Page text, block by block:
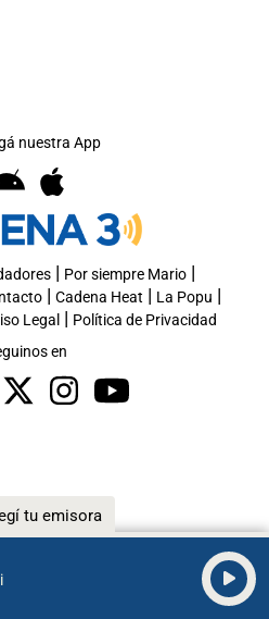
tu emisora
nuestra App
| Por siempre Mario|
| Cadena Heat | La Popu |
Legal | Política de Privacidad
en